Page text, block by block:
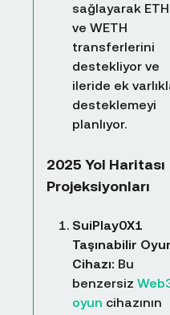
sağlayarak ETH
ve WETH
transferlerini
destekliyor ve
ileride ek
desteklemeyi
planlıyor.
2025 Yol Haritası
Projeksiyonları
SuiPlay0X1
Taşınabilir
Cihazı: Bu
benzersiz
oyun cihazının